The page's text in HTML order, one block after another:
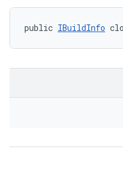
public IBuildInfo